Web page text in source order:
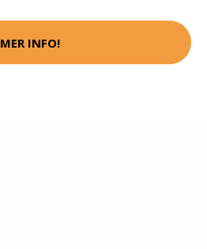
MER INFO!